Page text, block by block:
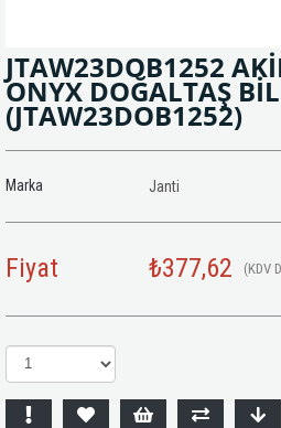
JTAW23DOB1252
ONYX DOĞALTAŞ
(JTAW23DOB1252)
Marka Janti
Fiyat ₺377,62 (KDV